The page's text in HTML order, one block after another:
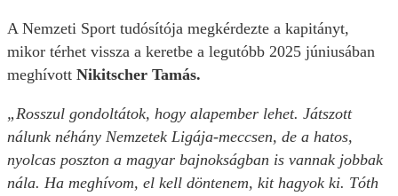
A Nemzeti Sport tudósítója megkérdezte a kapitányt,
mikor térhet vissza a keretbe a legutóbb 2025 júniusában
meghívott Nikitscher Tamás.
„Rosszul gondoltátok, hogy alapember lehet. Játszott
nálunk néhány Nemzetek Ligája-meccsen, de a hatos,
nyolcas poszton a magyar bajnokságban is vannak jobbak
nála. Ha meghívom, el kell döntenem, kit hagyok ki. Tóth